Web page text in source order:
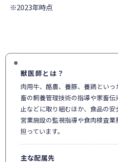
※2023年時点
獣医師とは？
肉用牛、酪農、養豚、養鶏とい
畜の飼養管理技術の指導や家畜
止などに取り組むほか、食品の
営業施設の監視指導や食肉検査
担っています。
主な配属先